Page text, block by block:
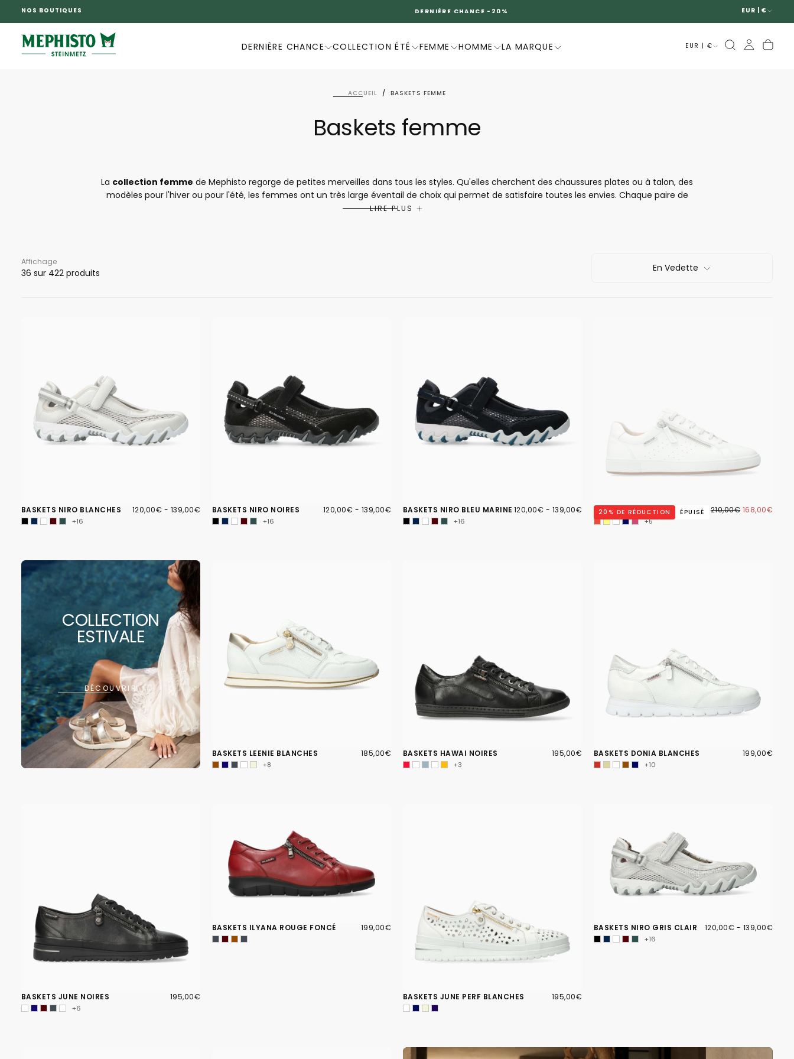
PASSER
AU
NOS BOUTIQUES DERNIÈRE CHANCE -20% EUR | €
DERNIÈRE CHANCE COLLECTION ÉTÉ FEMME HOMME LA MARQUE EUR | €
ACCUEIL / BASKETS FEMME
Baskets femme
La collection femme de Mephisto regorge de petites merveilles dans tous les styles. Qu'elles cherchent des chaussures plates ou à talon, des
modèles pour l'hiver ou pour l'été, les femmes ont un très large éventail de choix qui permet de satisfaire toutes les envies. Chaque paire de
chaussures est travaillée avec soin, ainsi elles assurent un grand confort de marche et peuvent donc être portées toute la journée sans aucun
LIRE PLUS
En Vedette
Affichage
36 sur 422 produits
BASKETS NIRO BLANCHES 120,00€
PRIX
120,00€ - PRIX
139,00€
+16
BASKETS NIRO NOIRES 120,00€
PRIX
120,00€ - PRIX
139,00€
+16
BASKETS NIRO BLEU MARINE 120,00€
PRIX
120,00€ - PRIX
139,00€
+16
BASKETS NIKITA BLANCHES
20 % DE RÉDUCTION ÉPUISÉ 168,00€
PRIX
210,00€ PRIX
168,00€
+5
COLLECTION
ESTIVALE
DÉCOUVRIR
BASKETS LEENIE BLANCHES 185,00€
PRIX
185,00€
+8
BASKETS HAWAI NOIRES 195,00€
PRIX
195,00€
+3
BASKETS DONIA BLANCHES 199,00€
PRIX
199,00€
+10
BASKETS JUNE NOIRES 195,00€
PRIX
195,00€
+6
BASKETS ILYANA ROUGE FONCÉ 199,00€
PRIX
199,00€
BASKETS JUNE PERF BLANCHES 195,00€
PRIX
195,00€
BASKETS NIRO GRIS CLAIR 120,00€
PRIX
120,00€ - PRIX
139,00€
+16